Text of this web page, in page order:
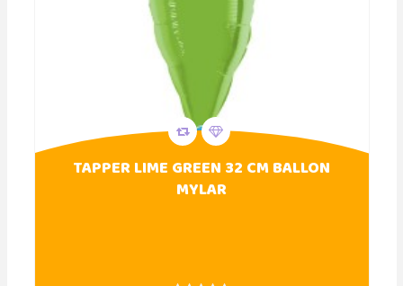
TAPPER LIME GREEN 32 CM BALLON
MYLAR